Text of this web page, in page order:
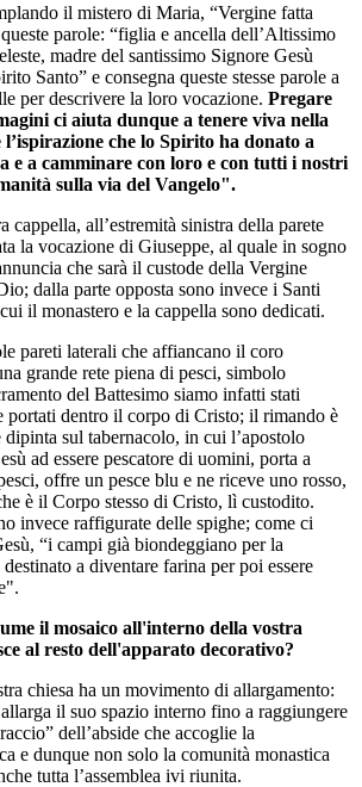
il mistero di Maria, “Vergine fatta
parole: “figlia e ancella dell’Altissimo
madre del santissimo Signore Gesù
Santo” e consegna queste stesse parole a
per descrivere la loro vocazione. Pregare
ci aiuta dunque a tenere viva nella
che lo Spirito ha donato a
e a camminare con loro e con tutti i nostri
sulla via del Vangelo".
cappella, all’estremità sinistra della parete
la vocazione di Giuseppe, al quale in sogno
che sarà il custode della Vergine
dalla parte opposta sono invece i Santi
il monastero e la cappella sono dedicati.
pareti laterali che affiancano il coro
grande rete piena di pesci, simbolo
del Battesimo siamo infatti stati
portati dentro il corpo di Cristo; il rimando è
sul tabernacolo, in cui l’apostolo
ad essere pescatore di uomini, porta a
offre un pesce blu e ne riceve uno rosso,
è il Corpo stesso di Cristo, lì custodito.
invece raffigurate delle spighe; come ci
“i campi già biondeggiano per la
a diventare farina per poi essere
il mosaico all'interno della vostra
al resto dell'apparato decorativo?
chiesa ha un movimento di allargamento:
il suo spazio interno fino a raggiungere
dell’abside che accoglie la
e dunque non solo la comunità monastica
tutta l’assemblea ivi riunita.